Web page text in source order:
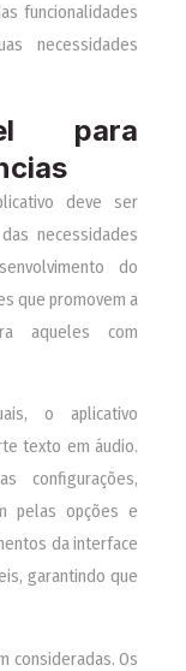
funcionalidades
necessidades
para
deve ser
necessidades
do
que promovem a
aqueles com
o aplicativo
texto em áudio.
configurações,
pelas opções e
da interface
garantindo que
consideradas. Os